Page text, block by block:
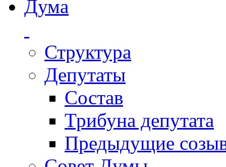
Дума
Структура
Депутаты
Состав
Трибуна депутата
Предыдущие